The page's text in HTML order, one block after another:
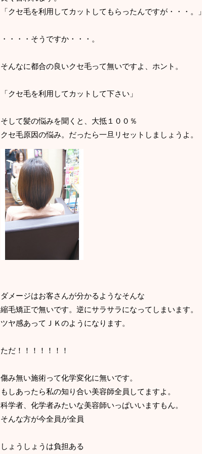
「クセ毛を利用してカットしてもらったんですが・・・。」
・・・・そうですか・・・。
そんなに都合の良いクセ毛って無いですよ、ホント。
「クセ毛を利用してカットして下さい」
そして髪の悩みを聞くと、大抵１００％
クセ毛原因の悩み。だったら一旦リセットしましょうよ。
ダメージはお客さんが分かるようなそんな
縮毛矯正で無いです。逆にサラサラになってしまいます。
ツヤ感あってＪＫのようになります。
ただ！！！！！！！
傷み無い施術って化学変化に無いです。
もしあったら私の知り合い美容師全員してますよ。
科学者、化学者みたいな美容師いっぱいいますもん。
そんな方が今全員が全員
しょうしょうは負担ある